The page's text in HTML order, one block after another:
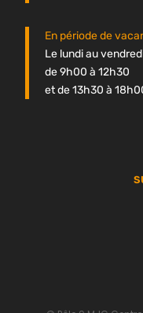
En période de
Le lundi au
de 9h00 à 12h30
et de 13h30 à